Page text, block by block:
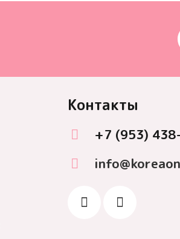
Контакты
+7 (953)